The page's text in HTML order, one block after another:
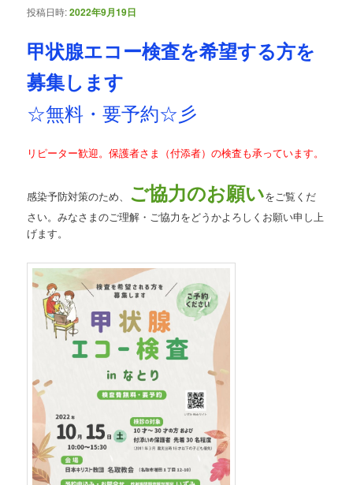
投稿日時:2022年9月19日
甲状腺エコー検査を希望する方を
募集します
☆無料・要予約☆彡
リピーター歓迎。保護者さま（付添者）の検査も承っています。
感染予防対策のため、 ご協力のお願いをご覧くだ
さい。みなさまのご理解・ご協力をどうかよろしくお願い申し上
げます。